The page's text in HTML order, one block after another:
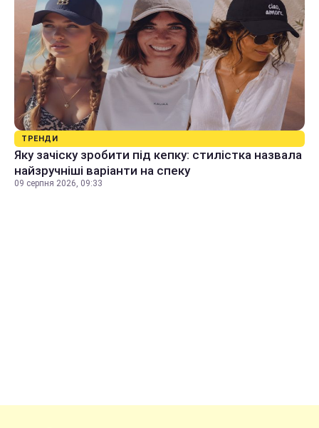
ТРЕНДИ
Яку зачіску зробити під кепку: стилістка назвала
найзручніші варіанти на спеку
09 серпня 2026, 09:33